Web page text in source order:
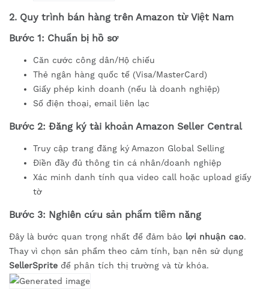
2. Quy trình bán hàng trên Amazon từ Việt Nam
Bước 1: Chuẩn bị hồ sơ
Căn cước công dân/Hộ chiếu
Thẻ ngân hàng quốc tế (Visa/MasterCard)
Giấy phép kinh doanh (nếu là doanh nghiệp)
Số điện thoại, email liên lạc
Bước 2: Đăng ký tài khoản Amazon Seller Central
Truy cập trang đăng ký Amazon Global Selling
Điền đầy đủ thông tin cá nhân/doanh nghiệp
Xác minh danh tính qua video call hoặc upload giấy
tờ
Bước 3: Nghiên cứu sản phẩm tiềm năng
Đây là bước quan trọng nhất để đảm bảo lợi nhuận cao.
Thay vì chọn sản phẩm theo cảm tính, bạn nên sử dụng
SellerSprite để phân tích thị trường và từ khóa.